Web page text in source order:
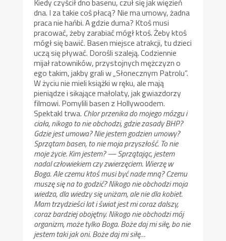
Kiedy czyścił dno basenu, czuł się jak więzień
dna. I za takie coś płacą? Nie ma umowy, żadna
praca nie hańbi. A gdzie duma? Ktoś musi
pracować, żeby zarabiać mógł ktoś. Żeby ktoś
mógł się bawić. Basen miejsce atrakcji, tu dzieci
uczą się pływać. Dorośli szaleją. Codziennie
mijał ratowników, przystojnych mężczyzn o
ego takim, jakby grali w „Słonecznym Patrolu”.
W życiu nie mieli książki w ręku, ale mają
pieniądze i sikające małolaty, jak gwiazdorzy
filmowi. Pomylili basen z Hollywoodem.
Spektakl trwa. Chlor przenika do mojego mózgu i
ciała, nikogo to nie obchodzi, gdzie zasady BHP?
Gdzie jest umowa? Nie jestem godzien umowy?
Sprzątam basen, to nie moja przyszłość. To nie
moje życie. Kim jestem? — Sprzątając, jestem
nadal człowiekiem czy zwierzęciem. Wierzę w
Boga. Ale czemu ktoś musi być nade mną? Czemu
muszę się na to godzić? Nikogo nie obchodzi moja
wiedza, dla wiedzy się uniżam, ale nie dla kobiet.
Mam trzydzieści lat i świat jest mi coraz dalszy,
coraz bardziej obojętny. Nikogo nie obchodzi mój
organizm, może tylko Boga. Boże daj mi siłę, bo nie
jestem taki jak oni. Boże daj mi siłę…